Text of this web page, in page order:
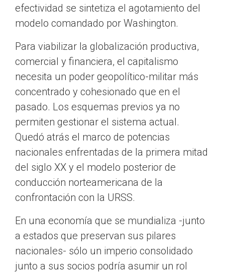
efectividad se sintetiza el agotamiento del
modelo comandado por Washington.
Para viabilizar la globalización productiva,
comercial y financiera, el capitalismo
necesita un poder geopolítico-militar más
concentrado y cohesionado que en el
pasado. Los esquemas previos ya no
permiten gestionar el sistema actual.
Quedó atrás el marco de potencias
nacionales enfrentadas de la primera mitad
del siglo XX y el modelo posterior de
conducción norteamericana de la
confrontación con la URSS.
En una economía que se mundializa -junto
a estados que preservan sus pilares
nacionales- sólo un imperio consolidado
junto a sus socios podría asumir un rol